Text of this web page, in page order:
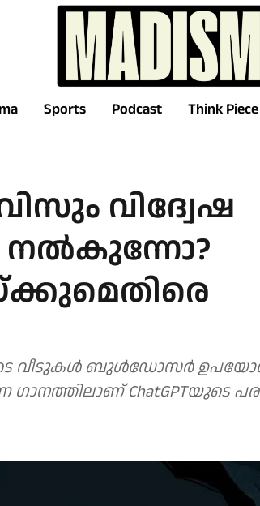
Sports Podcast Think Piece
വിദ്വേഷ
നല്‍കുന്നോ?
വീടുകള്‍ ബുള്‍ഡോസര്‍
ChatGPTയുടെ